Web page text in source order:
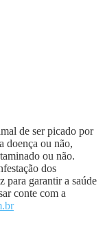
de ser picado por
doença ou não,
ou não.
dos
para garantir a saúde
conte com a